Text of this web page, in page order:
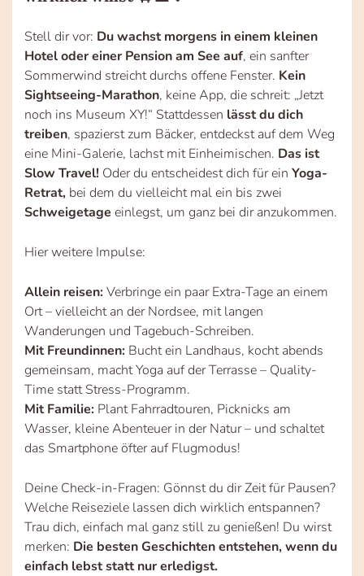
Stell dir vor: Du wachst morgens in einem kleinen
Hotel oder einer Pension am See auf, ein sanfter
Sommerwind streicht durchs offene Fenster. Kein
Sightseeing-Marathon, keine App, die schreit: „Jetzt
noch ins Museum XY!“ Stattdessen lässt du dich
treiben, spazierst zum Bäcker, entdeckst auf dem Weg
eine Mini-Galerie, lachst mit Einheimischen. Das ist
Slow Travel! Oder du entscheidest dich für ein Yoga-
Retrat, bei dem du vielleicht mal ein bis zwei
Schweigetage einlegst, um ganz bei dir anzukommen.
Hier weitere Impulse:
Allein reisen:Verbringe ein paar Extra-Tage an einem
Ort – vielleicht an der Nordsee, mit langen
Wanderungen und Tagebuch-Schreiben.
Mit Freundinnen: Bucht ein Landhaus, kocht abends
gemeinsam, macht Yoga auf der Terrasse – Quality-
Time statt Stress-Programm.
Mit Familie: Plant Fahrradtouren, Picknicks am
Wasser, kleine Abenteuer in der Natur – und schaltet
das Smartphone öfter auf Flugmodus!
Deine Check-in-Fragen: Gönnst du dir Zeit für Pausen?
Welche Reiseziele lassen dich wirklich entspannen?
Trau dich, einfach mal ganz still zu genießen! Du wirst
merken: Die besten Geschichten entstehen, wenn du
einfach lebst statt nur erledigst.